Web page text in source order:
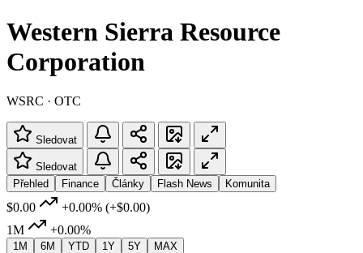
Western Sierra Resource
Corporation
WSRC · OTC
Sledovat
Sledovat
Přehled
Finance Články Flash News Komunita
$0.00 +0.00% (+$0.00)
1M
+0.00%
1M 6M YTD 1Y 5Y MAX